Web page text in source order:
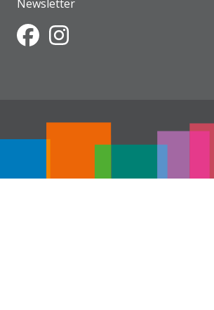
Newsletter
FacebookInstagram